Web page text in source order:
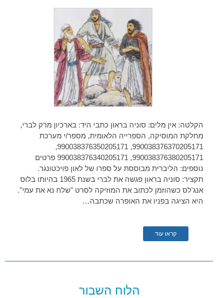
הקלטה: אין מלים: סוניה בראון כתבי היד: בארכיון מרק לברי,
מחלקת המוסיקה, הספרייה הלאומית, מספר/י מערכת
990038376370205171, 990038376350205171,
990038376380205171, 990038376340205171 פרטים
נוספים: הליברית מבוססת על ספרו של לאון פויכטונגר.
תקציר: סוניה בראון פגשה את לברי בשנת 1965 בהיותו בלוס
אנג'לס כשהוזמן לכתוב את המוזיקה לסרט "שלח נא את עמי".
היא הציגה בפניו את האופרה שכתבה…
קראו עוד
הלוח השבור